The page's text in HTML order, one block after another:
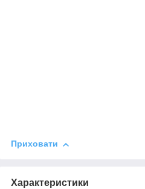
Приховати
Характеристики